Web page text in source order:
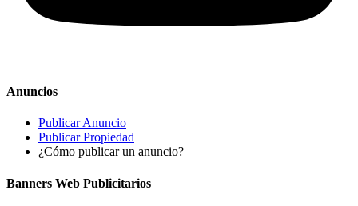
Anuncios
Publicar Anuncio
Publicar Propiedad
¿Cómo publicar un anuncio?
Banners Web Publicitarios